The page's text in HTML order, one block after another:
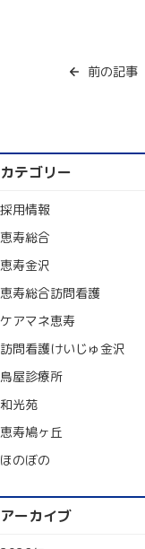
カテゴリー
採用情報
恵寿総合
恵寿金沢
恵寿総合訪問看護
ケアマネ恵寿
訪問看護けいじゅ金沢
鳥屋診療所
和光苑
恵寿鳩ヶ丘
ほのぼの
アーカイブ
前の記事